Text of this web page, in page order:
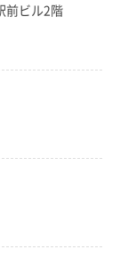
前ビル2階